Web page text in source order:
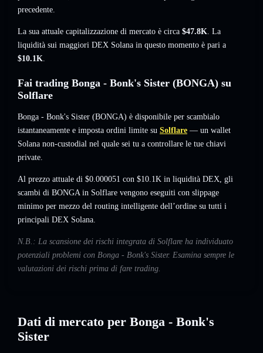
precedente.
La sua attuale capitalizzazione di mercato è circa $47.8K. La
liquidità sui maggiori DEX Solana in questo momento è pari a
$10.1K.
Fai trading Bonga - Bonk's Sister (BONGA) su
Solflare
Bonga - Bonk's Sister (BONGA) è disponibile per scambialo
istantaneamente e imposta ordini limite su Solflare — un wallet
Solana non-custodial nel quale sei tu a controllare le tue chiavi
private.
Al prezzo attuale di $0.000051 con $10.1K in liquidità DEX, gli
scambi di BONGA in Solflare vengono eseguiti con slippage
minimo per mezzo del routing intelligente dell’ordine su tutti i
principali DEX Solana.
N.B.: La scansione dei rischi integrata di Solflare ha individuato
potenziali problemi con Bonga - Bonk's Sister. Esamina sempre le
valutazioni dei rischi prima di fare trading.
Dati di mercato per Bonga - Bonk's
Sister